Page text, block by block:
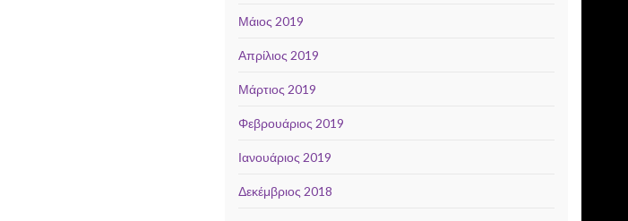
Μάιος 2019
Απρίλιος 2019
Μάρτιος 2019
Φεβρουάριος 2019
Ιανουάριος 2019
Δεκέμβριος 2018